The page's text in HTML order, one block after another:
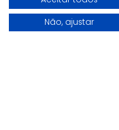
Não, ajustar